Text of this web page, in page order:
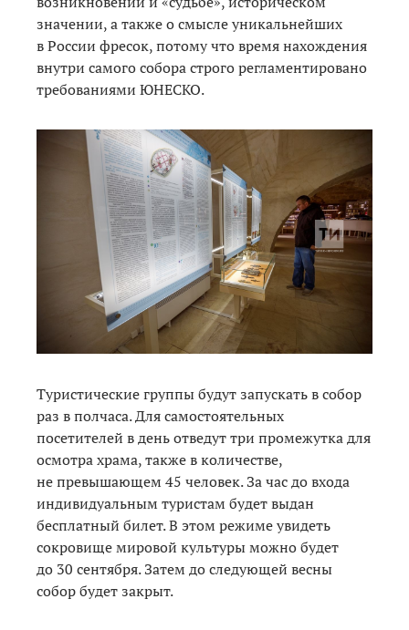
значении, а также о смысле уникальнейших
в России фресок, потому что время нахождения
внутри самого собора строго регламентировано
требованиями ЮНЕСКО.
Туристические группы будут запускать в собор
раз в полчаса. Для самостоятельных
посетителей в день отведут три промежутка для
осмотра храма, также в количестве,
не превышающем 45 человек. За час до входа
индивидуальным туристам будет выдан
бесплатный билет. В этом режиме увидеть
сокровище мировой культуры можно будет
до 30 сентября. Затем до следующей весны
собор будет закрыт.